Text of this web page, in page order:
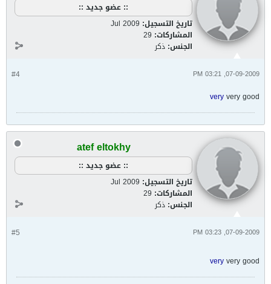
:: عضو جديد ::
تاريخ التسجيل: Jul 2009
المشاركات: 29
الجنس: ذكر
#4 07-09-2009, 03:21 PM
veryvery good
atef eltokhy
:: عضو جديد ::
تاريخ التسجيل: Jul 2009
المشاركات: 29
الجنس: ذكر
#5 07-09-2009, 03:23 PM
veryvery good